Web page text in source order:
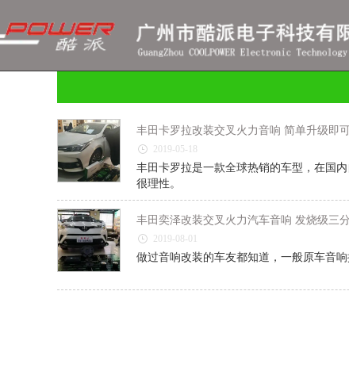
丰田卡罗拉改装交叉火力音响 简单升级即
2019-05-18
丰田卡罗拉是一款全球热销的车型，在国
很理性。
丰田奕泽改装交叉火力汽车音响 发烧级三
2019-08-01
做过音响改装的车友都知道，一般原车音